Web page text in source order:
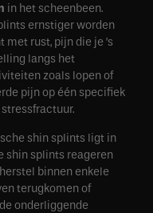
in het scheenbeen.
ernstiger worden
rust, pijn die je ’s
langs het
zoals lopen of
pijn op één specifiek
shin splints ligt in
shin splints reageren
binnen enkele
terugkomen of
onderliggende